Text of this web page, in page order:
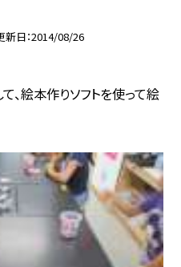
新日 2014/08/26
、絵本作りソフトを使って絵